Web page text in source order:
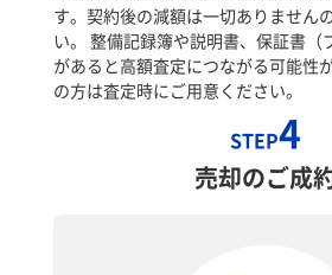
す。契約後の減額は一切ありません
い。 整備記録簿や説明書、保証書（
があると高額査定につながる可能性
の方は査定時にご用意ください。
STEP4
売却のご成